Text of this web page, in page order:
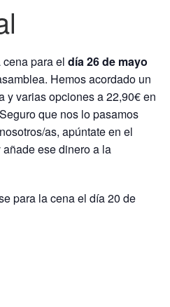
para el día 26 de mayo
Hemos acordado un
y varias opciones a 22,90€ en
que nos lo pasamos
as, apúntate en el
ese dinero a la
para la cena el día 20 de